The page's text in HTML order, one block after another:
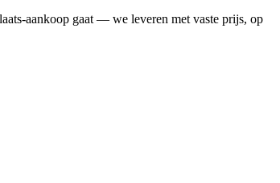
aankoop gaat — we leveren met vaste prijs, op